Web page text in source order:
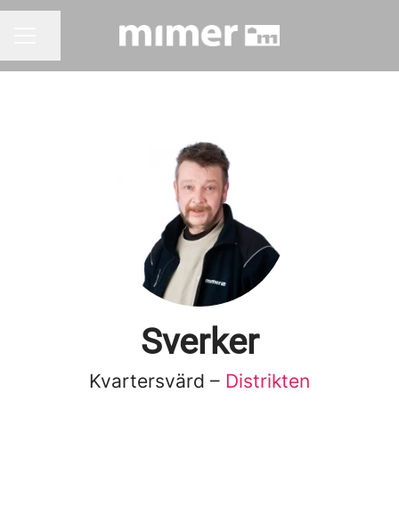
Sverker
Kvartersvärd – Distrikten